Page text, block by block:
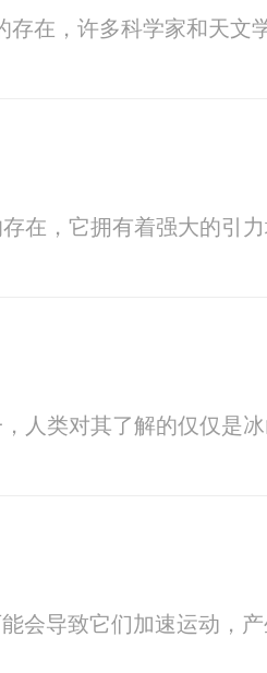
在，许多科学家和天文
在，它拥有着强大的引
人类对其了解的仅仅是
会导致它们加速运动，